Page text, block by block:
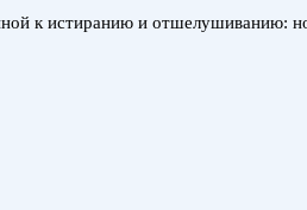
к истиранию и отшелушиванию: